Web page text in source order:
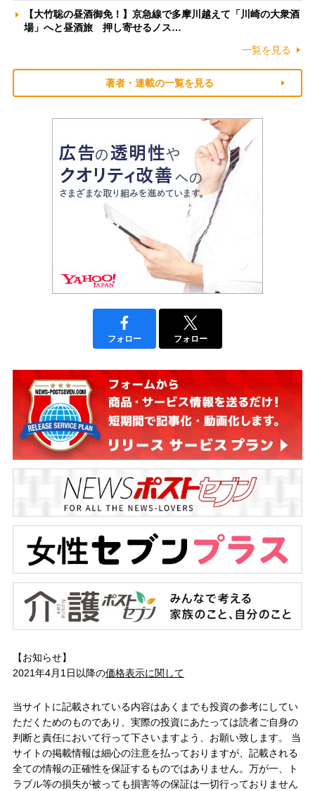
【大竹聡の昼酒御免！】京急線で多摩川越えて「川崎の大衆酒
場」へと昼酒旅 押し寄せるノス…
一覧を見る
著者・連載の一覧を見る
フォロー フォロー
【お知らせ】
2021年4月1日以降の価格表示に関して
当サイトに記載されている内容はあくまでも投資の参考にしてい
ただくためのものであり、実際の投資にあたっては読者ご自身の
判断と責任において行って下さいますよう、お願い致します。 当
サイトの掲載情報は細心の注意を払っておりますが、記載される
全ての情報の正確性を保証するものではありません。万が一、ト
ラブル等の損失が被っても損害等の保証は一切行っておりません